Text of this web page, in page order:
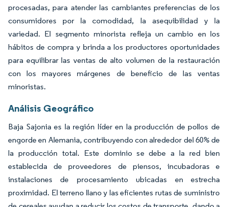
procesadas, para atender las cambiantes preferencias de los
consumidores por la comodidad, la asequibilidad y la
variedad. El segmento minorista refleja un cambio en los
hábitos de compra y brinda a los productores oportunidades
para equilibrar las ventas de alto volumen de la restauración
con los mayores márgenes de beneficio de las ventas
minoristas.
Análisis Geográfico
Baja Sajonia es la región líder en la producción de pollos de
engorde en Alemania, contribuyendo con alrededor del 60% de
la producción total. Este dominio se debe a la red bien
establecida de proveedores de piensos, incubadoras e
instalaciones de procesamiento ubicadas en estrecha
proximidad. El terreno llano y las eficientes rutas de suministro